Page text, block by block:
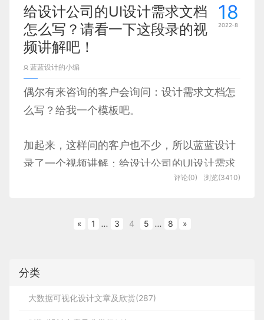
新、删除、打印等功能。在设计病历管理模块
时，需要考虑病历信息的分类、统计和权限管理
等问题，以便于医生能够快速地找到所需工具。
            医学知识库：医学知识库为医疗行业软
件提供了可靠数据支持，包括最新的医学知识、
知识库时，需要注重信息的准确性、及时性和完
整性，以满足医生的信息需求。
据类型、数量和结构，并采用适当的界面元素，
文献资料等。在设计数据管理模块时，需要考虑
数据类型、数量和结构，并采用适当的界面元
素，例如列表、表格、树形结构等。
            数据可视化：数据可视化是科研信息软
地理解和分析数据，支持图表、曲线、热图等多
种可视化方式。在设计数据可视化界面时，需要
优化数据展示效果，提高易读性和易用性。同
以支持用户的不同操作需求。在设计工具箱时，
需要尽可能地精简和分类，使用户能够快速找到
蓝蓝设计建立了UI设计分享群，每天会分享国内外
长学习，请加微信ban_lanlan，报下信息，蓝小助会
请您入群。欢迎您加入噢~~
01063334945。
者. 免责声明：蓝蓝设计尊重原作者，文章的版权归
标之一是将用户转化为客户。良好的UI设计可以
使应用程序或小程序更具吸引力，从而提高转化
率。
色、图标、字体等元素，以免混淆用户。
计非常重要，可以给人带来情感共鸣和美感。使
其次，蓝蓝设计公司注重用户体验。在网站
设计过程中，用户体验已经成为一个不可忽视
的关键因素。蓝蓝设计以用户为核心，通过深
入了解用户的行为和思维模式，为客户打造满
足用户需求的易用性和交互性网站。同时，他
们始终保持与客户的沟通和反馈，不断优化网
此外，蓝蓝设计公司在网站视觉设计方面也
户提供独特而又符合品牌形象的视觉效果。在
创新性，为客户呈现出高质量的视觉设计方
案。
作为一家具有多年经验和卓越实力的UI设计公
司，蓝蓝设计已经成为了业界的佼佼者。他们的团队
由一群充满激情、有丰富经验的专业人士组成，涵盖
了用户研究、交互设计、视觉设计等方面，为客户打
造出色的用户体验和高质量的产品。
首先，蓝蓝设计注重用户研究。这是UI设计过程
惯，才能够开发出适合目标用户的设计方案。蓝蓝设
计的团队将用户体验放在首位，通过深入了解用户的
行为和思维模式，为客户量身定制最适合的设计方
与产品之间的互动效果。蓝蓝设计团队注重产品的易
18
2022-8
给设计公司的UI设计需求文档
怎么写？请看一下这段录的视
频讲解吧！
蓝蓝设计的小编
偶尔有来咨询的客户会询问： 设计需求文档怎
么写？ 给我一个模板吧。
加起来，这样问的客户也不少，所以蓝蓝设计
录了一个视频讲解：给设计公司的UI设计需求
文档怎么写？请看一下这段录的视频讲解吧！
评论(0) 浏览(3410)
« 1 ... 3 4 5 ... 8 »
分类
大数据可视化设计文章及欣赏(287)